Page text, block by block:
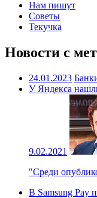
Нам пишут
Советы
Текучка
Новости с
24.01.2023
У Яндекса
9.02.2021
"Среди
В Samsung Pay